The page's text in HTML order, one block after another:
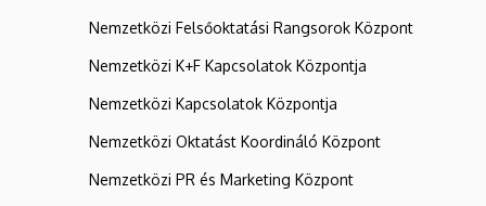
Nemzetközi Felsőoktatási Rangsorok Központ
Nemzetközi K+F Kapcsolatok Központja
Nemzetközi Kapcsolatok Központja
Nemzetközi Oktatást Koordináló Központ
Nemzetközi PR és Marketing Központ